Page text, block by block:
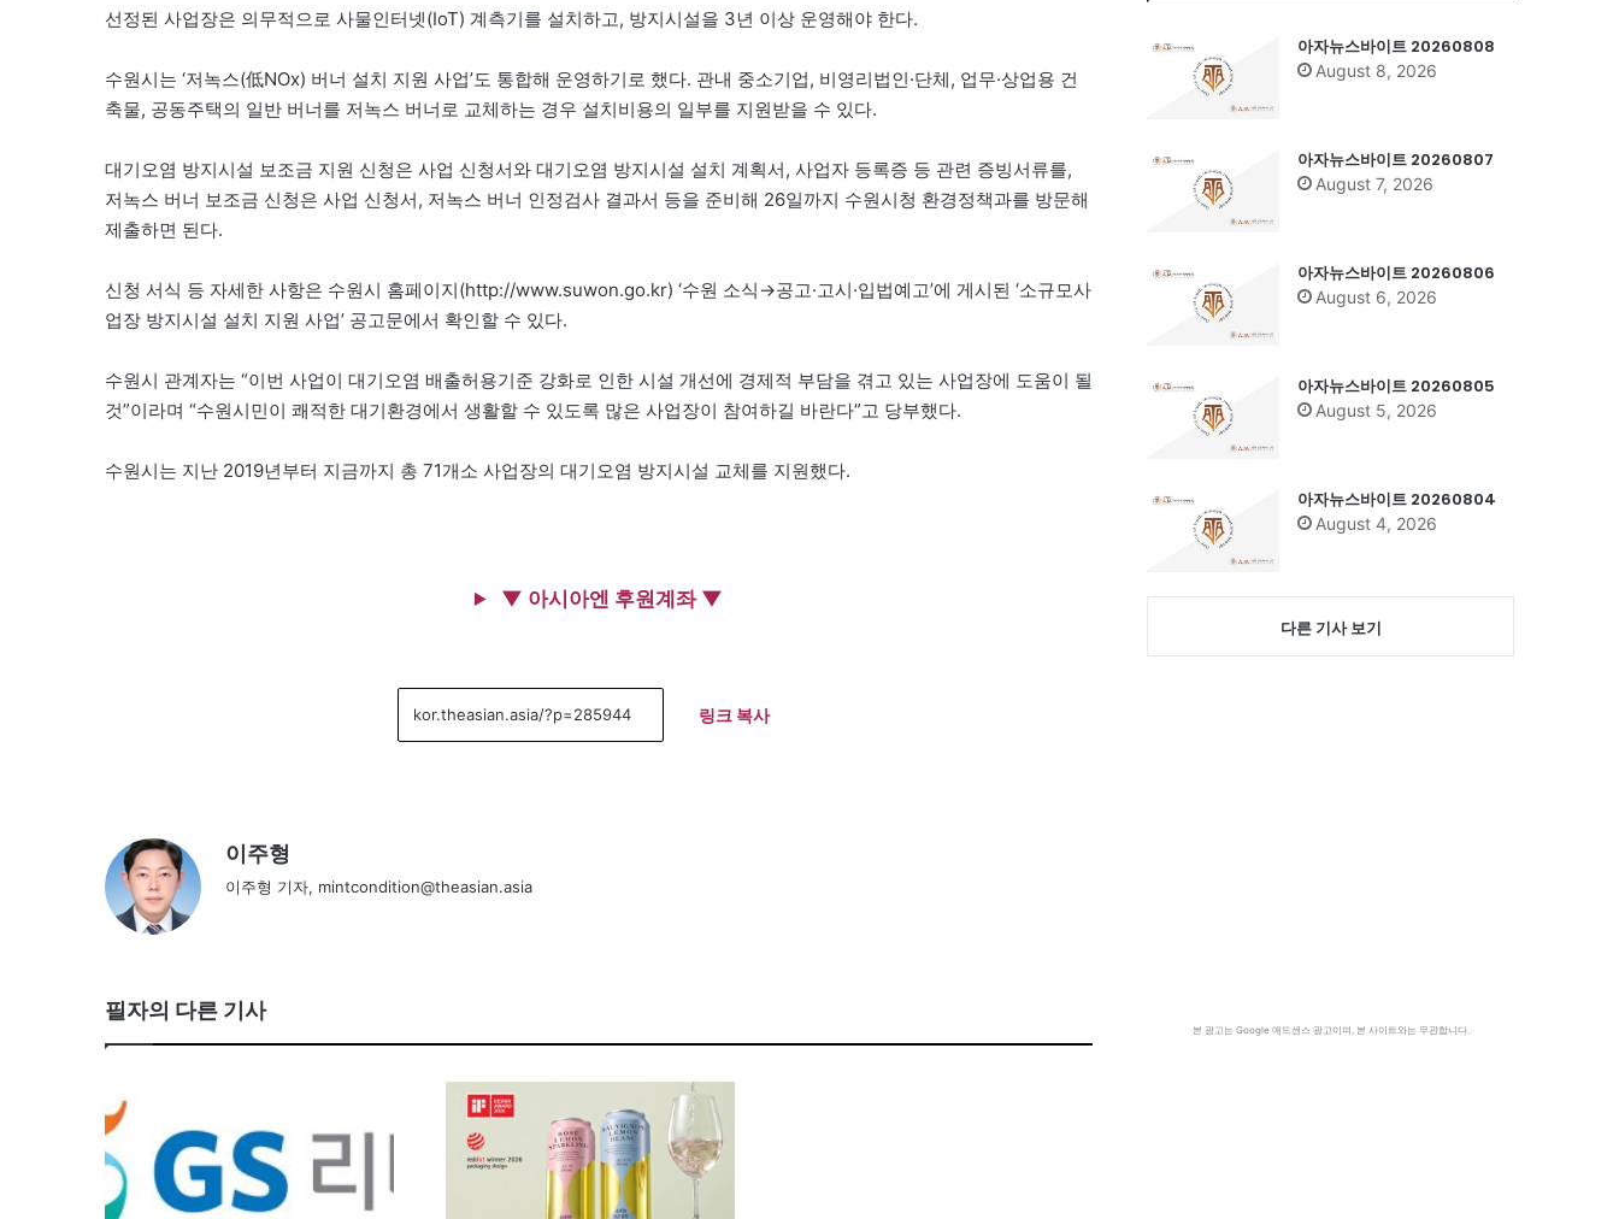
선정된 사업장은 의무적으로 사물인터넷(IoT) 계측기를 설치하고, 방지시설을 3년 이상 운영해야 한다.
수원시는 ‘저녹스(低NOx) 버너 설치 지원 사업’도 통합해 운영하기로 했다. 관내 중소기업, 비영리법인·단체, 업무·상업용 건
축물, 공동주택의 일반 버너를 저녹스 버너로 교체하는 경우 설치비용의 일부를 지원받을 수 있다.
대기오염 방지시설 보조금 지원 신청은 사업 신청서와 대기오염 방지시설 설치 계획서, 사업자 등록증 등 관련 증빙서류를,
저녹스 버너 보조금 신청은 사업 신청서, 저녹스 버너 인정검사 결과서 등을 준비해 26일까지 수원시청 환경정책과를 방문해
제출하면 된다.
신청 서식 등 자세한 사항은 수원시 홈페이지(http://www.suwon.go.kr) ‘수원 소식→공고·고시·입법예고’에 게시된 ‘소규모사
업장 방지시설 설치 지원 사업’ 공고문에서 확인할 수 있다.
수원시 관계자는 “이번 사업이 대기오염 배출허용기준 강화로 인한 시설 개선에 경제적 부담을 겪고 있는 사업장에 도움이 될
것”이라며 “수원시민이 쾌적한 대기환경에서 생활할 수 있도록 많은 사업장이 참여하길 바란다”고 당부했다.
수원시는 지난 2019년부터 지금까지 총 71개소 사업장의 대기오염 방지시설 교체를 지원했다.
▼ 아시아엔 후원계좌 ▼
링크 복사
이주형
이주형 기자, mintcondition@theasian.asia
필자의 다른 기사
아자뉴스바이트 20260808
August 8, 2026
아자뉴스바이트 20260807
August 7, 2026
아자뉴스바이트 20260806
August 6, 2026
아자뉴스바이트 20260805
August 5, 2026
아자뉴스바이트 20260804
August 4, 2026
다른 기사 보기
본 광고는 Google 애드센스 광고이며, 본 사이트와는 무관합니다.